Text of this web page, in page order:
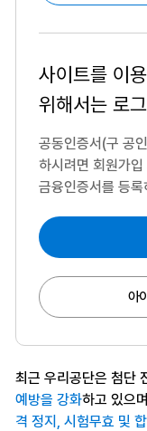
사이트를 이
위해서는 로
공동인증서(구 공
하시려면 회원가
금융인증서를 등
아
최근 우리공단은 첨단
예방을 강화하고 있으
격 정지, 시험무효 및